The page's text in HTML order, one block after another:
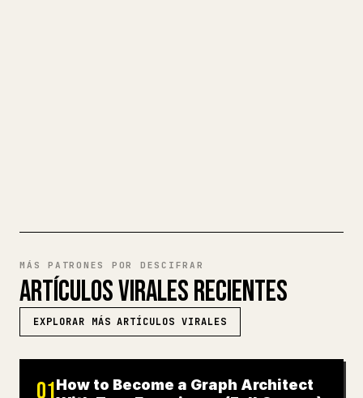
MÁS PATRONES POR DESCIFRAR
ARTÍCULOS VIRALES RECIENTES
EXPLORAR MÁS ARTÍCULOS VIRALES
01How to Become a Graph Architect